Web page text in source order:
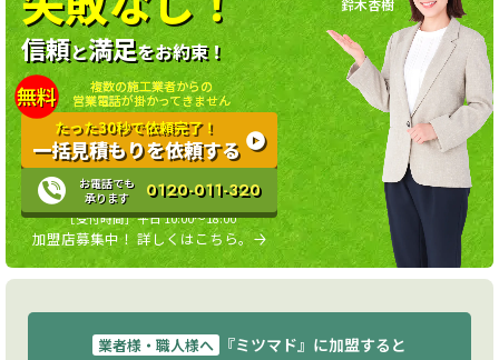
信頼と満足をお約束！
無料
複数の施工業者からの
営業電話が掛かってきません
たった30秒で依頼完了！
一括見積もりを依頼する
お電話でも
承ります
0120-011-320
［受付時間］平日 10:00〜18:00
加盟店募集中！ 詳しくはこちら。
鈴木杏樹
業者様・職人様へ 『ミツマド』に加盟すると